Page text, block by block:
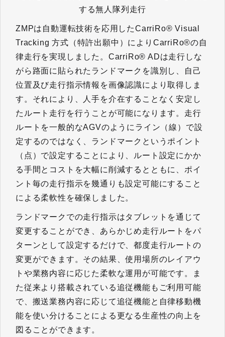
する無人隊列走行
ZMPは自動運転技術を応用したCarriRo® Visual
Tracking 方式（特許出願中）によりCarriRo®の自
律走行を実現しました。CarriRo® ADは走行しな
がら路面に貼られたランドマークを識別し、自己
位置及び走行指示情報を画像認識により取得しま
す。それにより、人手を介在することなく安定し
たルート走行を行うことが可能になります。走行
ルートを一般的なAGVのようにライン（線）で設
定するのではなく、ランドマークというポイント
（点）で設定することにより、ルート設定にかか
る手間とコストを大幅に削減するとともに、ポイ
ント毎の走行指示を幾通りも設定可能にすること
による柔軟性を確保しました。
ランドマークでの走行指示はタブレットを通じて
変更することができ、あらかじめ走行ルートをパ
ターンとして設定するだけで、都度走行ルートの
変更ができます。その結果、使用場所のレイアウ
トや業務内容に応じた柔軟な運用が可能です。ま
た従来より搭載されている追従機能もご利用可能
で、搬送業務内容に応じて追従機能と自律移動機
能を使い分けることによる更なる生産性の向上を
図ることができます。